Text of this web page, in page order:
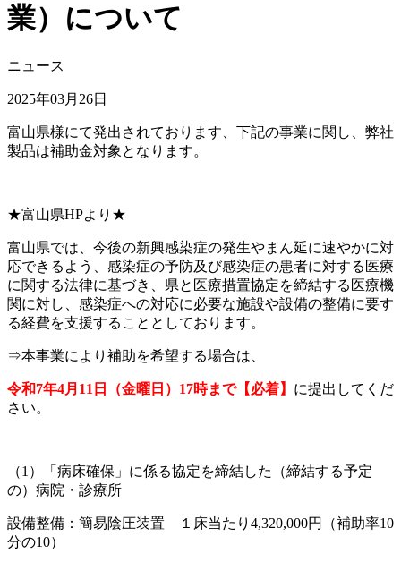
業）について
ニュース
2025年03月26日
富山県様にて発出されております、下記の事業に関し、弊社
製品は補助金対象となります。
★富山県HPより★
富山県では、今後の新興感染症の発生やまん延に速やかに対
応できるよう、感染症の予防及び感染症の患者に対する医療
に関する法律に基づき、県と医療措置協定を締結する医療機
関に対し、感染症への対応に必要な施設や設備の整備に要す
る経費を支援することとしております。
⇒本事業により補助を希望する場合は、
令和7年4月11日（金曜日）17時まで【必着】 に提出してくだ
さい。
（1）「病床確保」に係る協定を締結した（締結する予定
の）病院・診療所
設備整備：簡易陰圧装置 １床当たり4,320,000円（補助率10
分の10）